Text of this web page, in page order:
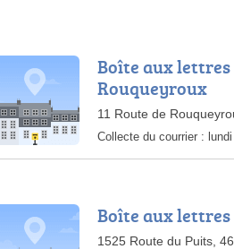
Boîte aux lettres
Rouqueyroux
11 Route de
Collecte du courrier :
Boîte aux lettres
1525 Route du Puits,